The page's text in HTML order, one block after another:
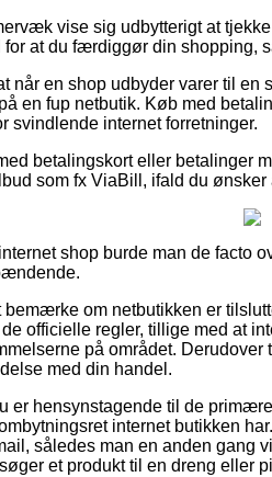
vise sig udbytterigt at
for at du færdiggør din shopping,
når en shop udbyder varer til
en fup netbutik. Køb med
svindlende internet forretninger.
betalingskort eller betalinger
som fx ViaBill, ifald du
shop burde man de facto
om netbutikken er
officielle regler, tillige med at
på området.
med din handel.
er hensynstagende til de
internet butikken
således man en anden gang
et produkt til en dreng eller